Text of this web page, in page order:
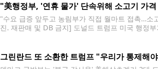
"美행정부, '연휴 물가' 단속위해 소고기 가
"수요 급증 앞두고 농림부가 직접 월마트 접촉…소
진. 재판매 및 DB 금지] 도널드 트럼프 미국 행정
그린란드 또 소환한 트럼프 "우리가 통제해